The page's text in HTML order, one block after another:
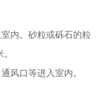
内。砂粒或砾石的粒
风口等进入室内。